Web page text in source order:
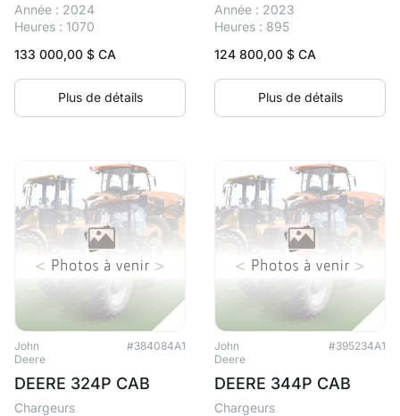
Année : 2024
Heures : 1070
133 000,00 $ CA
Plus de détails
Année : 2023
Heures : 895
124 800,00 $ CA
Plus de détails
John
Deere
#384084A1
DEERE 324P CAB
Chargeurs
John
Deere
#395234A1
DEERE 344P CAB
Chargeurs